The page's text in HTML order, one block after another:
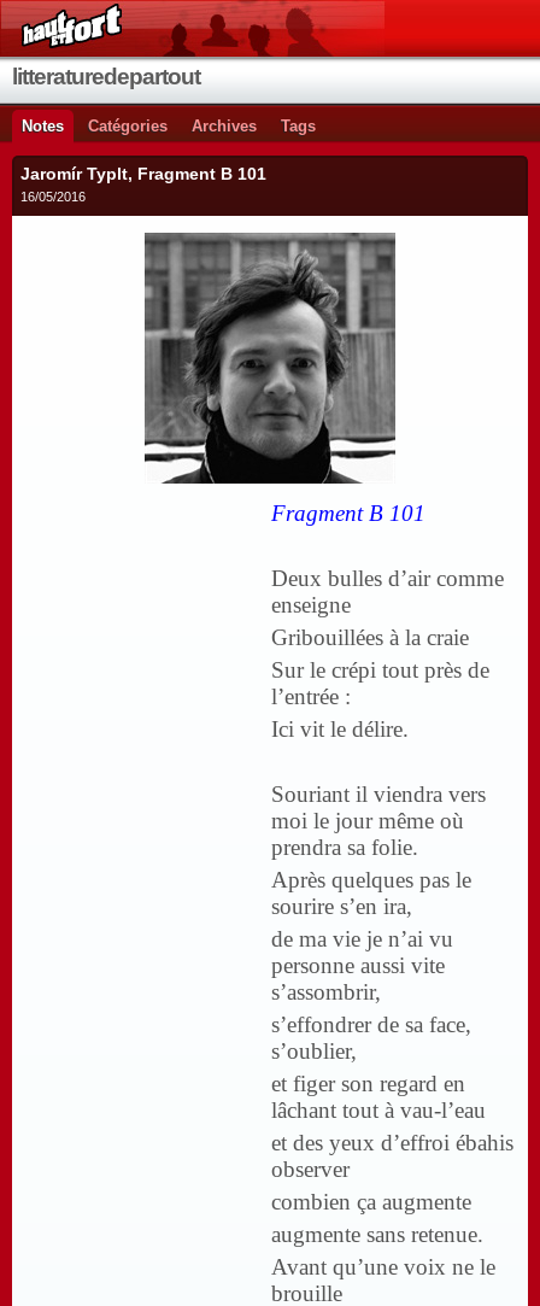
litteraturedepartout
Notes Catégories Archives Tags
Jaromír Typlt, Fragment B 101
16/05/2016
Fragment B 101
Deux bulles d’air comme
enseigne
Gribouillées à la craie
Sur le crépi tout près de
l’entrée :
Ici vit le délire.
Souriant il viendra vers
moi le jour même où
prendra sa folie.
Après quelques pas le
sourire s’en ira,
de ma vie je n’ai vu
personne aussi vite
s’assombrir,
s’effondrer de sa face,
s’oublier,
et figer son regard en
lâchant tout à vau-l’eau
et des yeux d’effroi ébahis
observer
combien ça augmente
augmente sans retenue.
Avant qu’une voix ne le
brouille